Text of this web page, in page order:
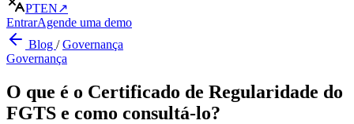
PTEN↗
EntrarAgende uma demo
Blog /Governança
Governança
O que é o Certificado de Regularidade do
FGTS e como consultá-lo?